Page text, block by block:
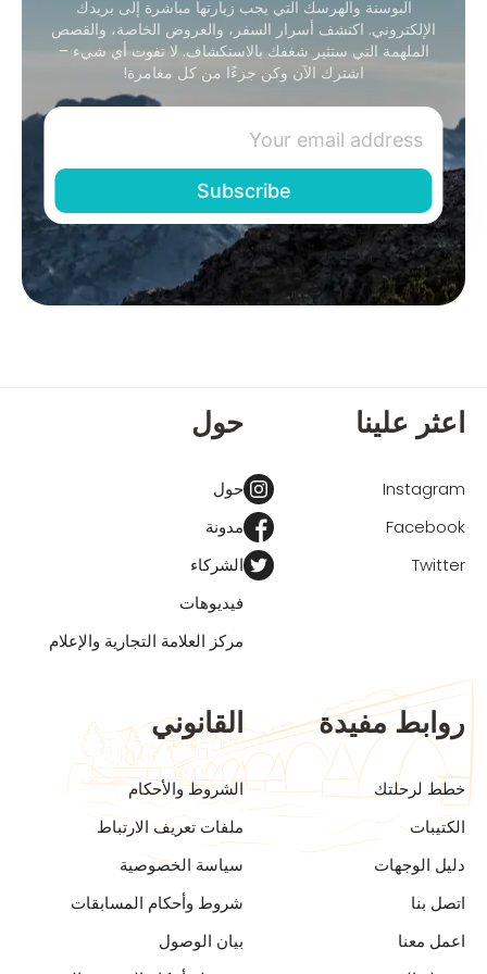
البوسنة والهرسك التي يجب زيارتها مباشرة إلى بريدك
الإلكتروني. اكتشف أسرار السفر، والعروض الخاصة، والقصص
الملهمة التي ستثير شغفك بالاستكشاف. لا تفوت أي شيء –
اشترك الآن وكن جزءًا من كل مغامرة!
اعثر علينا
Instagram
Facebook
Twitter
حول
حول
مدونة
الشركاء
فيديوهات
مركز العلامة التجارية والإعلام
روابط مفيدة
خطط لرحلتك
الكتيبات
دليل الوجهات
اتصل بنا
اعمل معنا
القانوني
الشروط والأحكام
ملفات تعريف الارتباط
سياسة الخصوصية
شروط وأحكام المسابقات
بيان الوصول